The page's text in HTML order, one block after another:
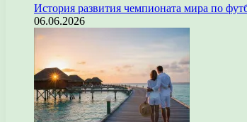
История развития чемпионата мира по
06.06.2026